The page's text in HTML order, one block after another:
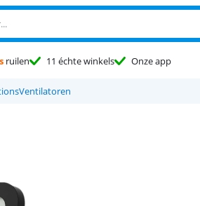
ruilen 11 échte winkels Onze app
Ventilatoren